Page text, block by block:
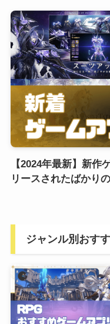
【2024年最新】新作
リースされたばかり
ジャンル別おす